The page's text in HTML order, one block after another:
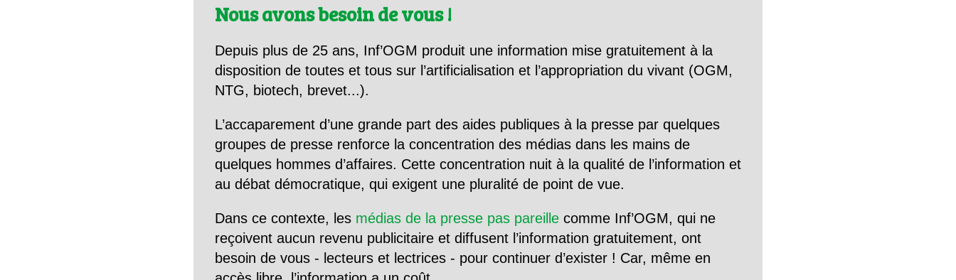
Nous avons besoin de vous !
Depuis plus de 25 ans, Inf’OGM produit une information mise gratuitement à la
disposition de toutes et tous sur l’artificialisation et l’appropriation du vivant (OGM,
NTG, biotech, brevet...).
L’accaparement d’une grande part des aides publiques à la presse par quelques
groupes de presse renforce la concentration des médias dans les mains de
quelques hommes d’affaires. Cette concentration nuit à la qualité de l’information et
au débat démocratique, qui exigent une pluralité de point de vue.
Dans ce contexte, les médias de la presse pas pareille comme Inf’OGM, qui ne
reçoivent aucun revenu publicitaire et diffusent l’information gratuitement, ont
besoin de vous - lecteurs et lectrices - pour continuer d’exister ! Car, même en